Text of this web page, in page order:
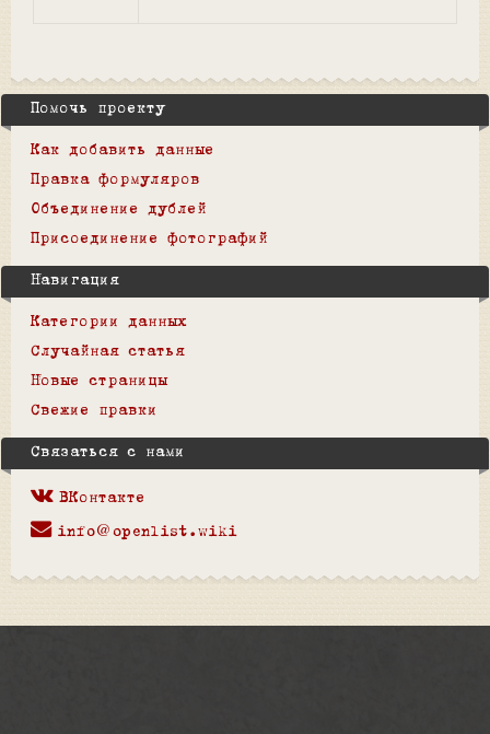
Помочь проекту
Как добавить данные
Правка формуляров
Объединение дублей
Присоединение фотографий
Навигация
Категории данных
Случайная статья
Новые страницы
Свежие правки
Связаться с нами
ВКонтакте
info@openlist.wiki